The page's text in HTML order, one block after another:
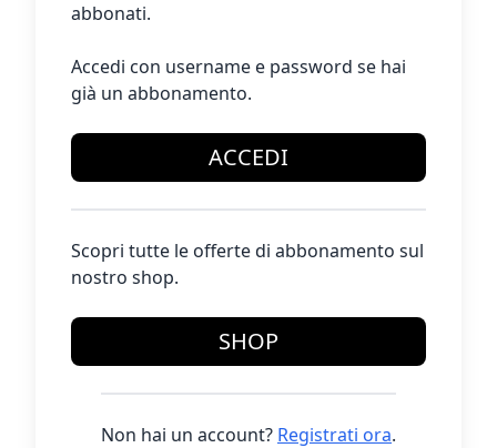
abbonati.
Accedi con username e password se hai
già un abbonamento.
ACCEDI
Scopri tutte le offerte di abbonamento sul
nostro shop.
SHOP
Non hai un account? Registrati ora.